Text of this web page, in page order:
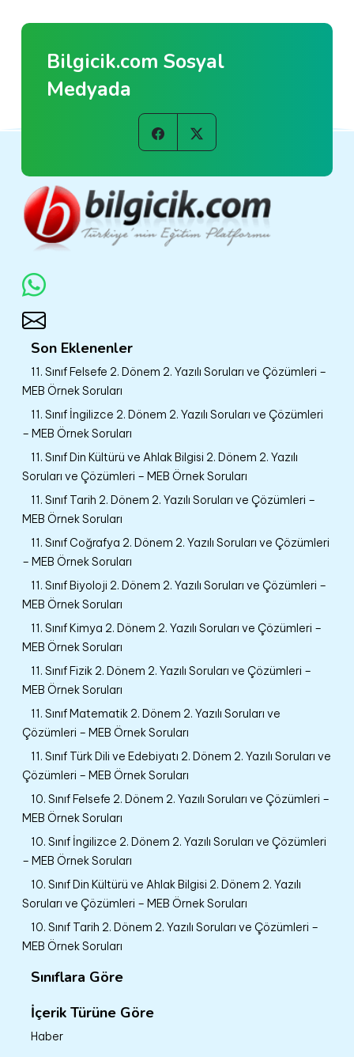
Bilgicik.com Sosyal
Medyada
Son Eklenenler
11. Sınıf Felsefe 2. Dönem 2. Yazılı Soruları ve Çözümleri –
MEB Örnek Soruları
11. Sınıf İngilizce 2. Dönem 2. Yazılı Soruları ve Çözümleri
– MEB Örnek Soruları
11. Sınıf Din Kültürü ve Ahlak Bilgisi 2. Dönem 2. Yazılı
Soruları ve Çözümleri – MEB Örnek Soruları
11. Sınıf Tarih 2. Dönem 2. Yazılı Soruları ve Çözümleri –
MEB Örnek Soruları
11. Sınıf Coğrafya 2. Dönem 2. Yazılı Soruları ve Çözümleri
– MEB Örnek Soruları
11. Sınıf Biyoloji 2. Dönem 2. Yazılı Soruları ve Çözümleri –
MEB Örnek Soruları
11. Sınıf Kimya 2. Dönem 2. Yazılı Soruları ve Çözümleri –
MEB Örnek Soruları
11. Sınıf Fizik 2. Dönem 2. Yazılı Soruları ve Çözümleri –
MEB Örnek Soruları
11. Sınıf Matematik 2. Dönem 2. Yazılı Soruları ve
Çözümleri – MEB Örnek Soruları
11. Sınıf Türk Dili ve Edebiyatı 2. Dönem 2. Yazılı Soruları ve
Çözümleri – MEB Örnek Soruları
10. Sınıf Felsefe 2. Dönem 2. Yazılı Soruları ve Çözümleri –
MEB Örnek Soruları
10. Sınıf İngilizce 2. Dönem 2. Yazılı Soruları ve Çözümleri
– MEB Örnek Soruları
10. Sınıf Din Kültürü ve Ahlak Bilgisi 2. Dönem 2. Yazılı
Soruları ve Çözümleri – MEB Örnek Soruları
10. Sınıf Tarih 2. Dönem 2. Yazılı Soruları ve Çözümleri –
MEB Örnek Soruları
Sınıflara Göre
İçerik Türüne Göre
Haber